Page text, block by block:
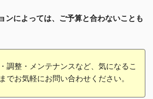
ンによっては、ご予算と合わないことも
調整・メンテナンスなど、気になるこ
でお気軽にお問い合わせください。